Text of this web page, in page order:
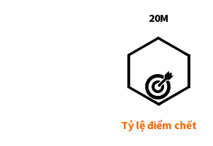
20M
Tỷ lệ điểm chết